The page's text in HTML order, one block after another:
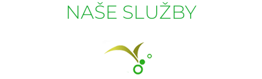
NAŠE SLUŽBY